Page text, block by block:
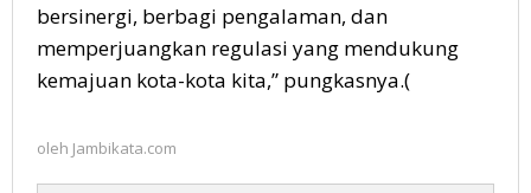
bersinergi, berbagi pengalaman, dan
memperjuangkan regulasi yang mendukung
kemajuan kota-kota kita,” pungkasnya.(
oleh Jambikata.com